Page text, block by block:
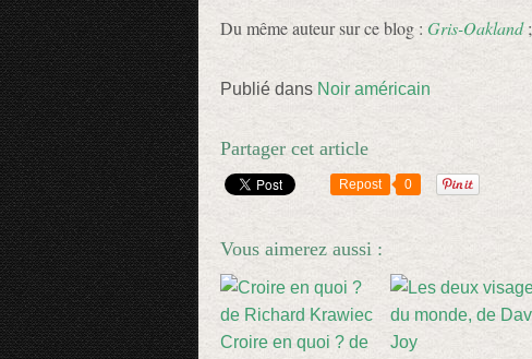
Du même auteur sur ce blog : Gris-Oakland;
Publié dans Noir américain
Partager cet article
Repost 0
Vous aimerez aussi :
Croire en quoi ? de